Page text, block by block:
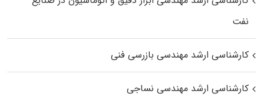
نفت
کارشناسی ارشد مهندسی بازرسی فنی
کارشناسی ارشد مهندسی نساجی